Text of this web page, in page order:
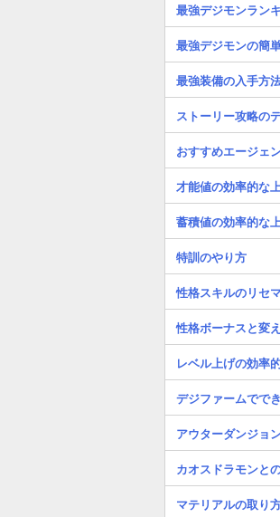
最強デジモンラン
最強デジモンの簡
最強装備の入手方
ストーリー攻略の
おすすめエージェ
才能値の効率的な
蓄積値の効率的な
特訓のやり方
性格スキルのリセ
性格ボーナスと変
レベル上げの効率
デジファームでで
アウターダンジョ
カオスドラモンと
マテリアルの取り